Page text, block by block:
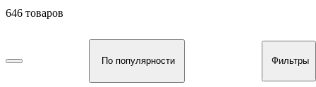
646 товаров
По популярности Фильтры